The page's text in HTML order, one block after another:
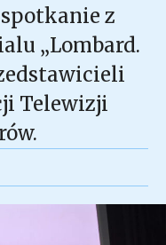
z
„Lombard.
Telewizji